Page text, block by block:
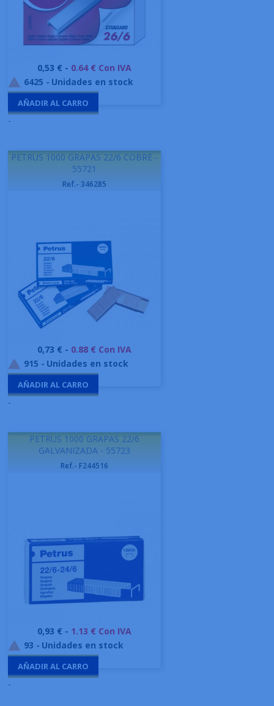
Precio
0,53 € - 0.64 € Con IVA
 6425 - Unidades en stock
AÑADIR AL CARRO
-
PETRUS 1000 GRAPAS 22/6 COBRE -
55721
Ref.- 346285
Precio
0,73 € - 0.88 € Con IVA
 915 - Unidades en stock
AÑADIR AL CARRO
-
PETRUS 1000 GRAPAS 22/6
GALVANIZADA - 55723
Ref.- F244516
Precio
0,93 € - 1.13 € Con IVA
 93 - Unidades en stock
AÑADIR AL CARRO
-